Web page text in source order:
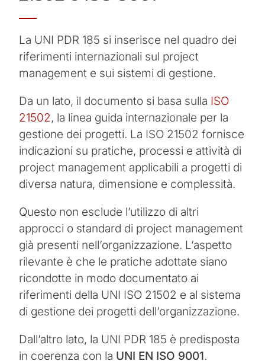
La UNI PDR 185 si inserisce nel quadro dei
riferimenti internazionali sul project
management e sui sistemi di gestione.
Da un lato, il documento si basa sulla ISO
21502, la linea guida internazionale per la
gestione dei progetti. La ISO 21502 fornisce
indicazioni su pratiche, processi e attività di
project management applicabili a progetti di
diversa natura, dimensione e complessità.
Questo non esclude l’utilizzo di altri
approcci o standard di project management
già presenti nell’organizzazione. L’aspetto
rilevante è che le pratiche adottate siano
ricondotte in modo documentato ai
riferimenti della UNI ISO 21502 e al sistema
di gestione dei progetti dell’organizzazione.
Dall’altro lato, la UNI PDR 185 è predisposta
in coerenza con la UNI EN ISO 9001.